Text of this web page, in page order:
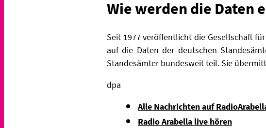
Wie werden die Daten
Seit 1977 veröffentlicht die Gesellschaft
auf die Daten der deutschen
Standesämter bundesweit teil. Sie
dpa
Alle Nachrichten auf
Radio Arabella live hören